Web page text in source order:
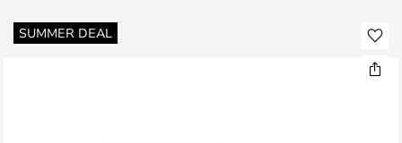
SUMMER DEAL
Gå
til